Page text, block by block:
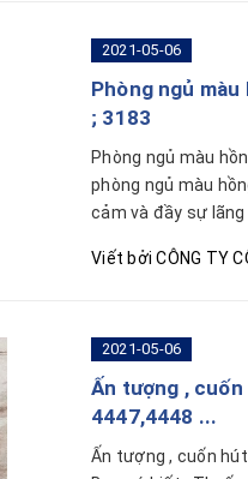
2021-05-06
Phòng ngủ
; 3183
Phòng ngủ màu
phòng ngủ màu
cảm và đầy sự lãng
Viết bởiCÔNG TY
2021-05-06
Ấn tượng ,
4447,4448 ...
Ấn tượng , cuốn hút